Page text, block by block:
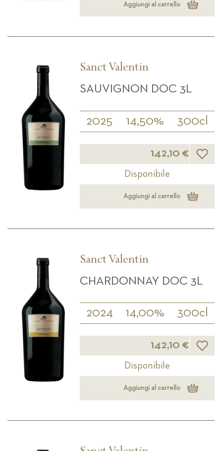
Aggiungi al carrello
Sanct Valentin
SAUVIGNON DOC 3L
2025 14,50% 300cl
142,10 €
Disponibile
Aggiungi al carrello
Sanct Valentin
CHARDONNAY DOC 3L
2024 14,00% 300cl
142,10 € Lista
Disponibile
Aggiungi al carrello